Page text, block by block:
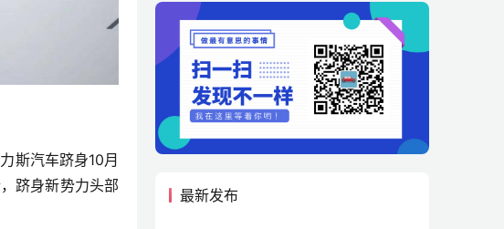
斯汽车跻身10月
跻身新势力头部
最新发布